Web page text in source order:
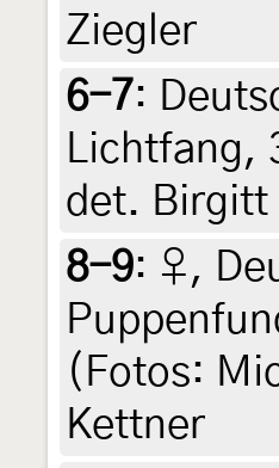
Ziegler
6-7:
Lichtfang,
det. Birgitt
8-9: ♀,
(Fotos:
Kettner